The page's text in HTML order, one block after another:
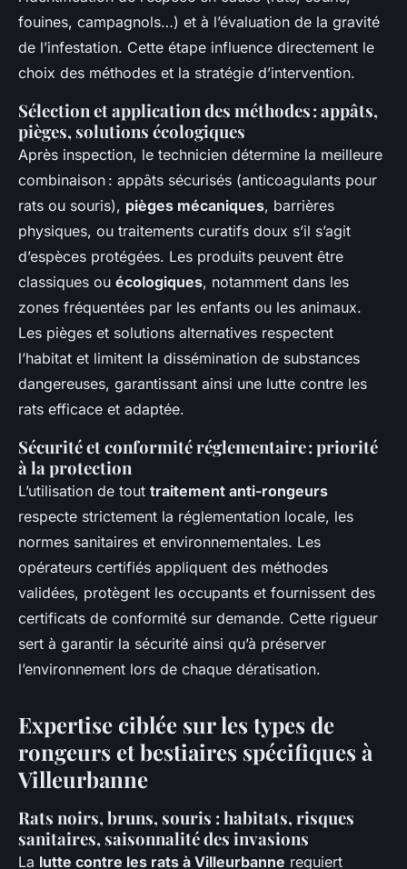
fouines, campagnols…) et à l’évaluation de la gravité
de l’infestation. Cette étape influence directement le
choix des méthodes et la stratégie d’intervention.
Sélection et application des méthodes : appâts,
pièges, solutions écologiques
Après inspection, le technicien détermine la meilleure
combinaison : appâts sécurisés (anticoagulants pour
rats ou souris), pièges mécaniques, barrières
physiques, ou traitements curatifs doux s’il s’agit
d’espèces protégées. Les produits peuvent être
classiques ou écologiques, notamment dans les
zones fréquentées par les enfants ou les animaux.
Les pièges et solutions alternatives respectent
l’habitat et limitent la dissémination de substances
dangereuses, garantissant ainsi une lutte contre les
rats efficace et adaptée.
Sécurité et conformité réglementaire : priorité
à la protection
L’utilisation de tout traitement anti-rongeurs
respecte strictement la réglementation locale, les
normes sanitaires et environnementales. Les
opérateurs certifiés appliquent des méthodes
validées, protègent les occupants et fournissent des
certificats de conformité sur demande. Cette rigueur
sert à garantir la sécurité ainsi qu’à préserver
l’environnement lors de chaque dératisation.
Expertise ciblée sur les types de
rongeurs et bestiaires spécifiques à
Villeurbanne
Rats noirs, bruns, souris : habitats, risques
sanitaires, saisonnalité des invasions
La lutte contre les rats à Villeurbanne requiert